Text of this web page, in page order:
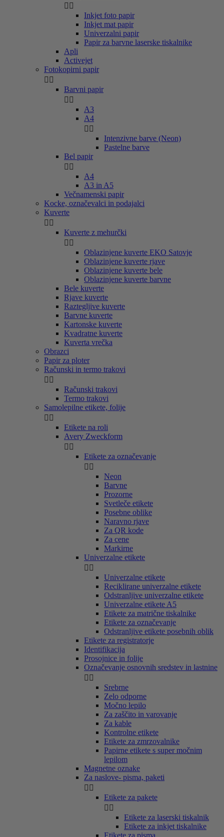
 
Inkjet foto papir
Inkjet mat papir
Univerzalni papir
Papir za barvne laserske tiskalnike
Apli
Activejet
Fotokopirni papir
 
Barvni papir
 
A3
A4
 
Intenzivne barve (Neon)
Pastelne barve
Bel papir
 
A4
A3 in A5
Večnamenski papir
Kocke, označevalci in podajalci
Kuverte
 
Kuverte z mehurčki
 
Oblazinjene kuverte EKO Satovje
Oblazinjene kuverte rjave
Oblazinjene kuverte bele
Oblazinjene kuverte barvne
Bele kuverte
Rjave kuverte
Raztegljive kuverte
Barvne kuverte
Kartonske kuverte
Kvadratne kuverte
Kuverta vrečka
Obrazci
Papir za ploter
Računski in termo trakovi
 
Računski trakovi
Termo trakovi
Samolepilne etikete, folije
 
Etikete na roli
Avery Zweckform
 
Etikete za označevanje
 
Neon
Barvne
Prozorne
Svetleče etikete
Posebne oblike
Naravno rjave
Za QR kode
Za cene
Markirne
Univerzalne etikete
 
Univerzalne etikete
Reciklirane univerzalne etikete
Odstranljive univerzalne etikete
Univerzalne etikete A5
Etikete za matrične tiskalnike
Etikete za označevanje
Odstranljive etikete posebnih oblik
Etikete za registratorje
Identifikacija
Prosojnice in folije
Označevanje osnovnih sredstev in lastnine
 
Srebrne
Zelo odporne
Močno lepilo
Za zaščito in varovanje
Za kable
Kontrolne etikete
Etikete za zmrzovalnike
Papirne etikete s super močnim
lepilom
Magnetne oznake
Za naslove- pisma, paketi
 
Etikete za pakete
 
Etikete za laserski tiskalnik
Etikete za inkjet tiskalnike
Etikete za pisma